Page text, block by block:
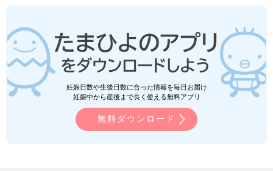
妊娠日数や生後日数に合った情報を毎日お届け
妊娠中から産後まで長く使える無料アプリ
無料ダウンロード